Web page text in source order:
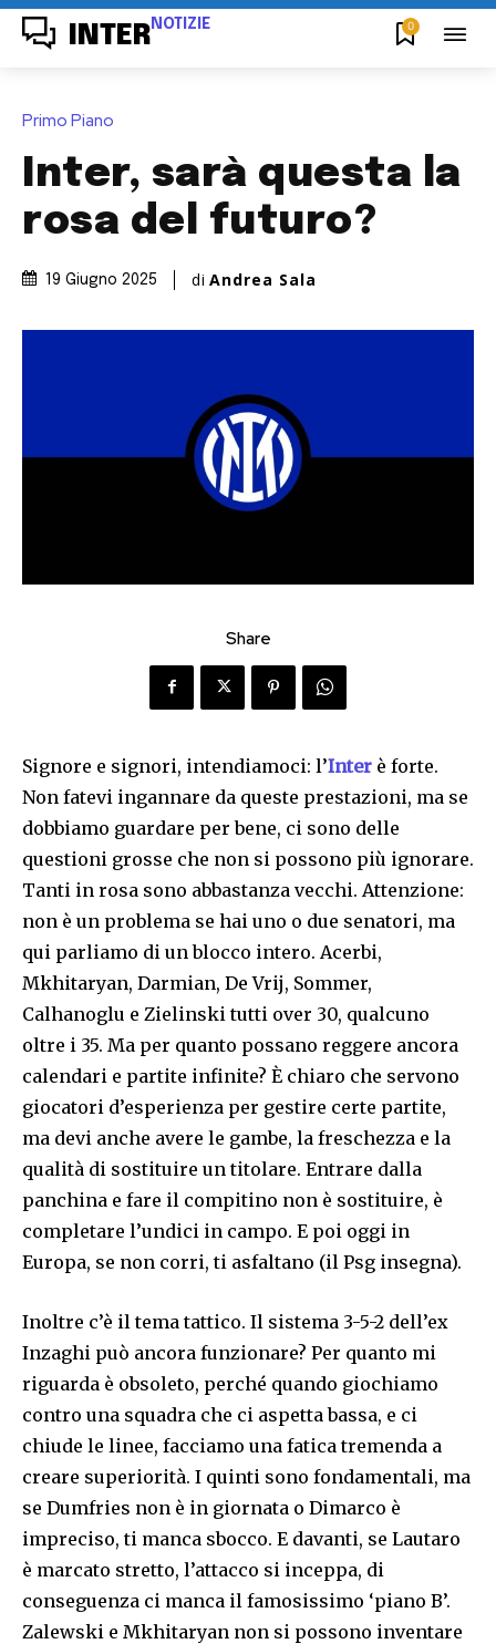
INTER NOTIZIE 0
Primo Piano
Inter, sarà questa la
rosa del futuro?
19 Giugno 2025 di Andrea Sala
Share
Signore e signori, intendiamoci: l’Inter è forte.
Non fatevi ingannare da queste prestazioni, ma se
dobbiamo guardare per bene, ci sono delle
questioni grosse che non si possono più ignorare.
Tanti in rosa sono abbastanza vecchi. Attenzione:
non è un problema se hai uno o due senatori, ma
qui parliamo di un blocco intero. Acerbi,
Mkhitaryan, Darmian, De Vrij, Sommer,
Calhanoglu e Zielinski tutti over 30, qualcuno
oltre i 35. Ma per quanto possano reggere ancora
calendari e partite infinite? È chiaro che servono
giocatori d’esperienza per gestire certe partite,
ma devi anche avere le gambe, la freschezza e la
qualità di sostituire un titolare. Entrare dalla
panchina e fare il compitino non è sostituire, è
completare l’undici in campo. E poi oggi in
Europa, se non corri, ti asfaltano (il Psg insegna).
Inoltre c’è il tema tattico. Il sistema 3-5-2 dell’ex
Inzaghi può ancora funzionare? Per quanto mi
riguarda è obsoleto, perché quando giochiamo
contro una squadra che ci aspetta bassa, e ci
chiude le linee, facciamo una fatica tremenda a
creare superiorità. I quinti sono fondamentali, ma
se Dumfries non è in giornata o Dimarco è
impreciso, ti manca sbocco. E davanti, se Lautaro
è marcato stretto, l’attacco si inceppa, di
conseguenza ci manca il famosissimo ‘piano B’.
Zalewski e Mkhitaryan non si possono inventare